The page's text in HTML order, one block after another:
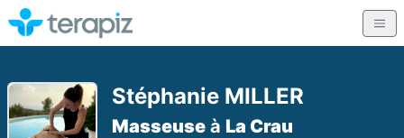
Stéphanie MILLER
Masseuse à La Crau